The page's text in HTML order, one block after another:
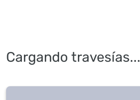
Cargando travesías...